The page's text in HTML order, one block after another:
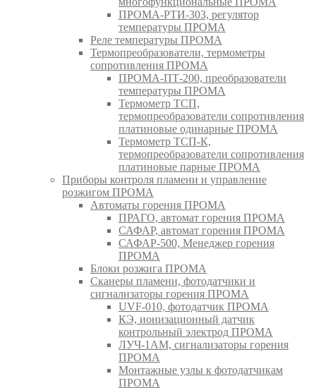
ПРОМА-РТИ-303, регулятор
температуры ПРОМА
Реле температуры ПРОМА
Термопреобразователи, термометры
сопротивления ПРОМА
ПРОМА-ПТ-200, преобразователи
температуры ПРОМА
Термометр ТСП,
термопреобразователи сопротивления
платиновые одинарные ПРОМА
Термометр ТСП-К,
термопреобразователи сопротивления
платиновые парные ПРОМА
Приборы контроля пламени и управление
розжигом ПРОМА
Автоматы горения ПРОМА
ПРАГО, автомат горения ПРОМА
САФАР, автомат горения ПРОМА
САФАР-500, Менеджер горения
ПРОМА
Блоки розжига ПРОМА
Сканеры пламени, фотодатчики и
сигнализаторы горения ПРОМА
UVF-010, фотодатчик ПРОМА
КЭ, ионизационный датчик
контрольный электрод ПРОМА
ЛУЧ-1АМ, сигнализаторы горения
ПРОМА
Монтажные узлы к фотодатчикам
ПРОМА